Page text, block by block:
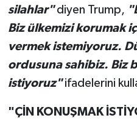
silahlar"diyen Trump,
Biz ülkemizi korumak
vermek istemiyoruz.
ordusuna sahibiz. Biz
istiyoruz"ifadelerini
"ÇİN KONUŞMAK